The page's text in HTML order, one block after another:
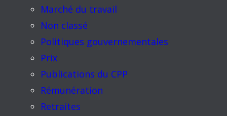
Marché du travail
Non classé
Politiques gouvernementales
Prix
Publications du CPP
Rémunération
Retraites